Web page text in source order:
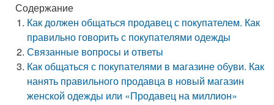
Содержание
Как должен общаться продавец с покупателем. Как
правильно говорить с покупателями одежды
Связанные вопросы и ответы
Как общаться с покупателями в магазине обуви. Как
нанять правильного продавца в новый магазин
женской одежды или «Продавец на миллион»